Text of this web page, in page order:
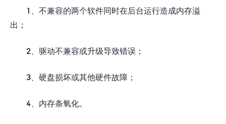
1、不兼容的两个软件同时在后台运行造成内存溢
出；
2、驱动不兼容或升级导致错误；
3、硬盘损坏或其他硬件故障；
4、内存条氧化。